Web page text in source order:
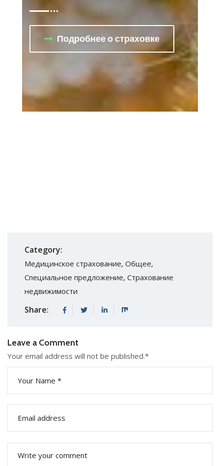
Подробнее о страховке
Category:
Медицинское страхование, Общее,
Специальное предложение, Страхование
недвижимости
Share:
Leave a Comment
Your email address will not be published.*